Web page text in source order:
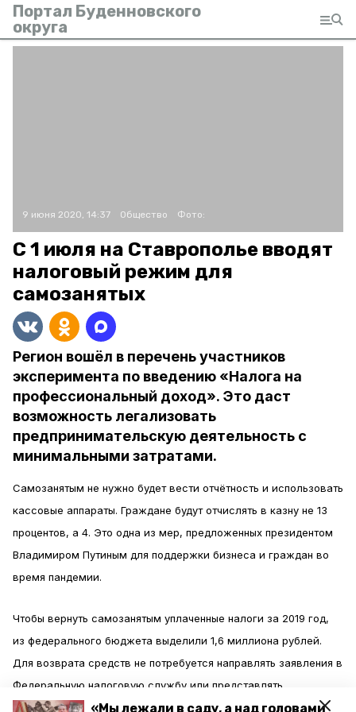
«Мы лежали в саду, а над головами
Портал Буденновского
округа
9 июня 2020, 14:37 Общество Фото:
С 1 июля на Ставрополье вводят
налоговый режим для
самозанятых
Регион вошёл в перечень участников
эксперимента по введению «Налога на
профессиональный доход». Это даст
возможность легализовать
предпринимательскую деятельность с
минимальными затратами.
Самозанятым не нужно будет вести отчётность и использовать
кассовые аппараты. Граждане будут отчислять в казну не 13
процентов, а 4. Это одна из мер, предложенных президентом
Владимиром Путиным для поддержки бизнеса и граждан во
время пандемии.
Чтобы вернуть самозанятым уплаченные налоги за 2019 год,
из федерального бюджета выделили 1,6 миллиона рублей.
Для возврата средств не потребуется направлять заявления в
Федеральную налоговую службу или представлять
подтверждающие документы. Деньги автоматически поступят